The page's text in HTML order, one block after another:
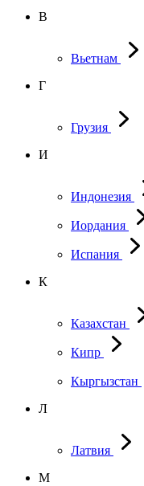
В
Вьетнам
Г
Грузия
И
Индонезия
Иордания
Испания
К
Казахстан
Кипр
Кыргызстан
Л
Латвия
М